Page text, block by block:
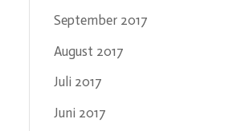
September 2017
August 2017
Juli 2017
Juni 2017